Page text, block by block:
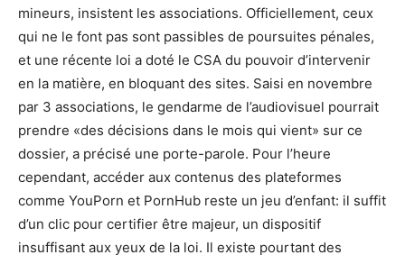
mineurs, insistent les associations. Officiellement, ceux
qui ne le font pas sont passibles de poursuites pénales,
et une récente loi a doté le CSA du pouvoir d’intervenir
en la matière, en bloquant des sites. Saisi en novembre
par 3 associations, le gendarme de l’audiovisuel pourrait
prendre «des décisions dans le mois qui vient» sur ce
dossier, a précisé une porte-parole. Pour l’heure
cependant, accéder aux contenus des plateformes
comme YouPorn et PornHub reste un jeu d’enfant: il suffit
d’un clic pour certifier être majeur, un dispositif
insuffisant aux yeux de la loi. Il existe pourtant des